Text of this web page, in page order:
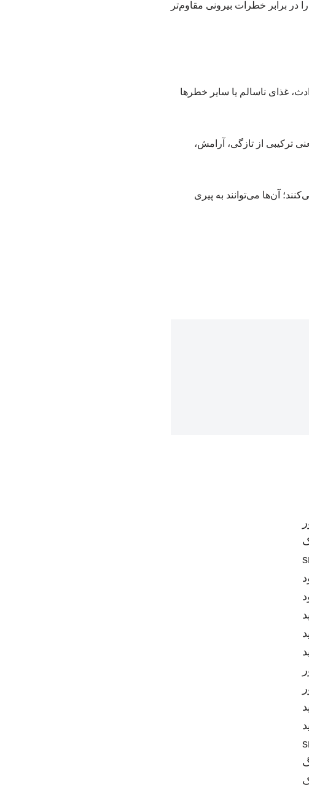
در برابر خطرات بیرونی مقاوم‌تر
غذای ناسالم یا سایر خطرها
ترکیبی از تازگی، آرامش،
آن‌ها می‌توانند به پیری